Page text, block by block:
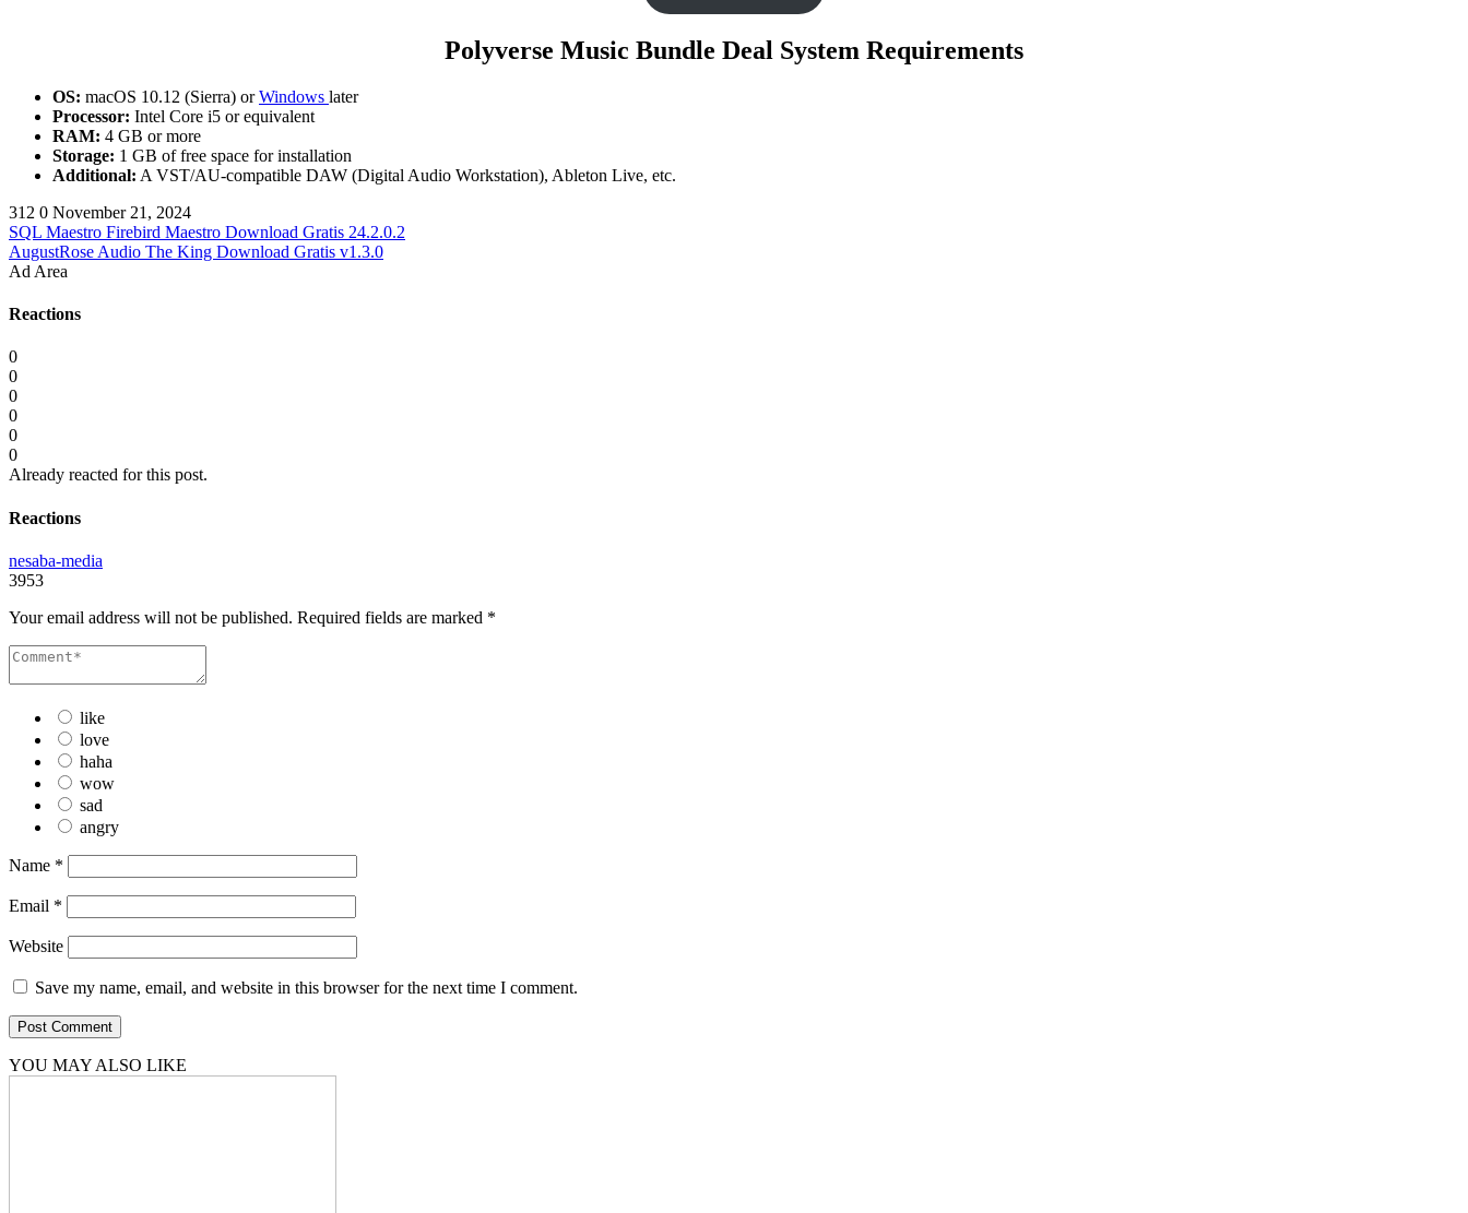
Polyverse Music Bundle Deal System Requirements
OS: macOS 10.12 (Sierra) orWindows later
Processor: Intel Core i5 or equivalent
RAM: 4 GB or more
Storage: 1 GB of free space for installation
Additional: A VST/AU-compatible DAW (Digital Audio Workstation), Ableton Live, etc.
312 0 November 21, 2024
SQL Maestro Firebird Maestro Download Gratis 24.2.0.2
AugustRose Audio The King Download Gratis v1.3.0
Ad Area
Reactions
0
0
0
0
0
0
Already reacted for this post.
Reactions
nesaba-media
3953
Your email address will not be published. Required fields are marked *
like
love
haha
wow
sad
angry
Name *
Email *
Website
Save my name, email, and website in this browser for the next time I comment.
YOU MAY ALSO LIKE